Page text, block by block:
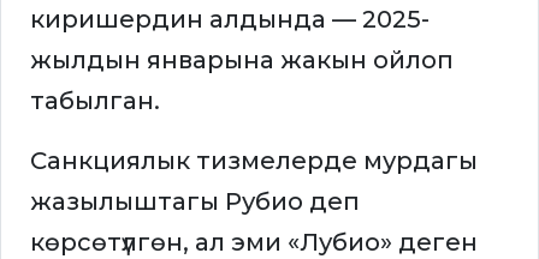
киришердин алдында — 2025-
жылдын январына жакын ойлоп
табылган.
Санкциялык тизмелерде мурдагы
жазылыштагы Рубио деп
көрсөтүлгөн, ал эми «Лубио» деген